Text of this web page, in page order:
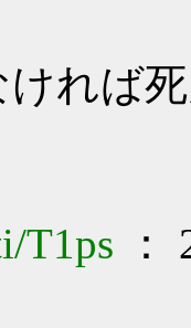
ければ
T1ps ：